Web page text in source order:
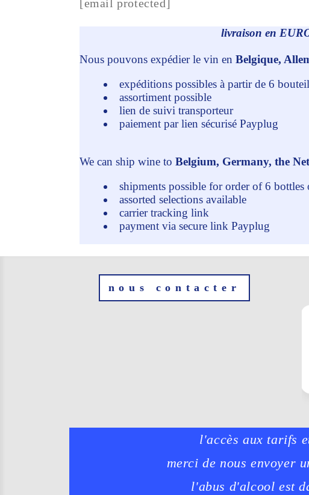
[email protected]
livraison en
Nous pouvons expédier le vin en Belgique,
expéditions possibles à partir de 6
assortiment possible
lien de suivi transporteur
paiement par lien sécurisé Payplug
We can ship wine to Belgium, Germany, the
shipments possible for order of 6 bottles
assorted selections available
carrier tracking link
payment via secure link Payplug
nous contacter
l'accès aux tarifs
merci de nous envoyer
l'abus d'alcool est